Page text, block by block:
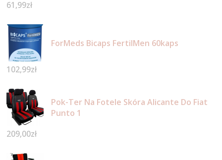
61,99zł
ForMeds Bicaps FertilMen 60kaps
102,99zł
Pok-Ter Na Fotele Skóra Alicante Do Fiat
Punto 1
209,00zł